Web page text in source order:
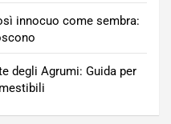
innocuo come sembra:
degli Agrumi: Guida per